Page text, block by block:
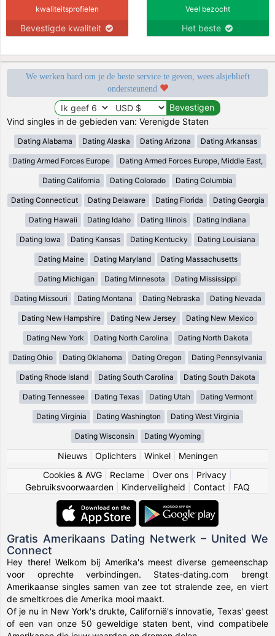
kwaliteitsprofielen
Bevestigde kwaliteit
Veel bezocht
Het beste
We werken hard om je de beste service te geven, wees alsjeblieft
ondersteunend
Vind singles in de gebieden van: Verenigde Staten
Dating Alabama Dating Alaska Dating Arizona Dating Arkansas
Dating Armed Forces Europe Dating Armed Forces Europe, Middle East,
Dating California Dating Colorado Dating Columbia
Dating Connecticut Dating Delaware Dating Florida Dating Georgia
Dating Hawaii Dating Idaho Dating Illinois Dating Indiana
Dating Iowa Dating Kansas Dating Kentucky Dating Louisiana
Dating Maine Dating Maryland Dating Massachusetts
Dating Michigan Dating Minnesota Dating Mississippi
Dating Missouri Dating Montana Dating Nebraska Dating Nevada
Dating New Hampshire Dating New Jersey Dating New Mexico
Dating New York Dating North Carolina Dating North Dakota
Dating Ohio Dating Oklahoma Dating Oregon Dating Pennsylvania
Dating Rhode Island Dating South Carolina Dating South Dakota
Dating Tennessee Dating Texas Dating Utah Dating Vermont
Dating Virginia Dating Washington Dating West Virginia
Dating Wisconsin Dating Wyoming
Nieuws| Oplichters| Winkel| Meningen
Cookies & AVG
Reclame Over ons Privacy
Gebruiksvoorwaarden
Kinderveiligheid Contact FAQ
Gratis Amerikaans Dating Netwerk – United We
Connect
Hey there! Welkom bij Amerika's meest diverse gemeenschap
voor oprechte verbindingen. States-dating.com brengt
Amerikaanse singles samen van zee tot stralende zee, en viert
de smeltkroes die Amerika mooi maakt.
Of je nu in New York's drukte, Californië's innovatie, Texas' geest
of een van onze 50 geweldige staten bent, vind compatibele